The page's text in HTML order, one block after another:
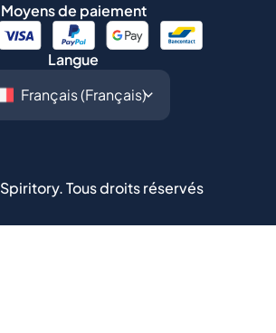
Moyens de paiement
Langue
Spiritory.Tous droits réservés